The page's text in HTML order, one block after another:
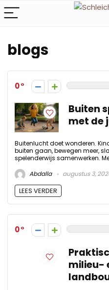
blogs
0
Buiten
met de
Buitenlucht doet wonderen.
buiten gaan, bewegen meer,
spelenderwijs samenwerken.
Abdalla
augustus 3,
LEES VERDER
0
milieu-